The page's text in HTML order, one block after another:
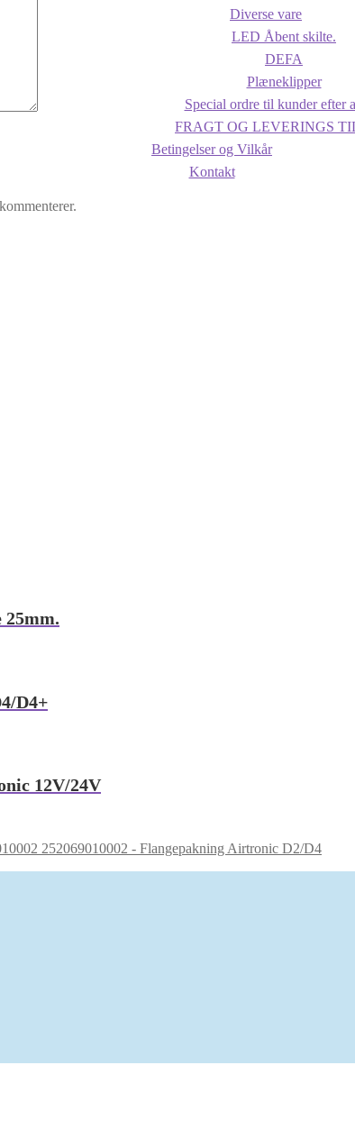
Diverse vare
LED Åbent skilte.
DEFA
Plæneklipper
Special ordre til kunder efter
FRAGT OG LEVERINGS
Betingelser og Vilkår
Kontakt
25mm.
D4+
12V/24V
252069010002 - Flangepakning Airtronic D2/D4